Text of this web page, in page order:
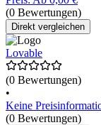
(0 Bewertungen)
Direkt vergleichen
Lovable
(0 Bewertungen)
•
Keine
(0 Bewertungen)